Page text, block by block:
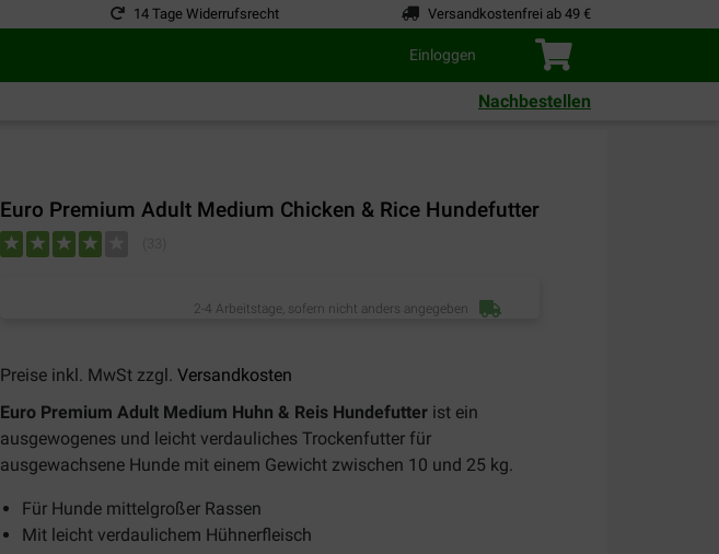
14 Tage Widerrufsrecht Versandkostenfrei ab 49 €
Einloggen
Nachbestellen
Euro Premium Adult Medium Chicken & Rice Hundefutter
2-4 Arbeitstage, sofern nicht anders angegeben
Preise inkl. MwSt zzgl. Versandkosten
Euro Premium Adult Medium Huhn & Reis Hundefutter ist ein
ausgewogenes und leicht verdauliches Trockenfutter für
ausgewachsene Hunde mit einem Gewicht zwischen 10 und 25 kg.
Für Hunde mittelgroßer Rassen
Mit leicht verdaulichem Hühnerfleisch